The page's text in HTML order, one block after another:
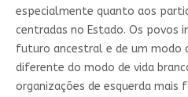
especialmente quanto aos
centradas no Estado. Os povos
futuro ancestral e de um modo
diferente do modo de vida
organizações de esquerda mais